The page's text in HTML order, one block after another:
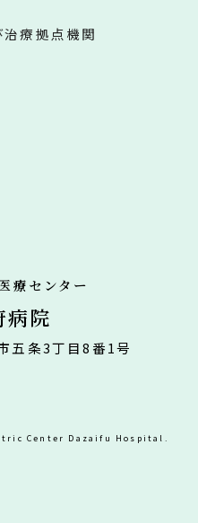
療拠点機関
療センター
病院
五条3丁目8番1号
Center Dazaifu Hospital.